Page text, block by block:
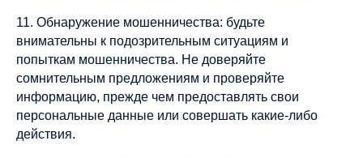
11. Обнаружение мошенничества: будьте
внимательны к подозрительным ситуациям и
попыткам мошенничества. Не доверяйте
сомнительным предложениям и проверяйте
информацию, прежде чем предоставлять свои
персональные данные или совершать какие-либо
действия.